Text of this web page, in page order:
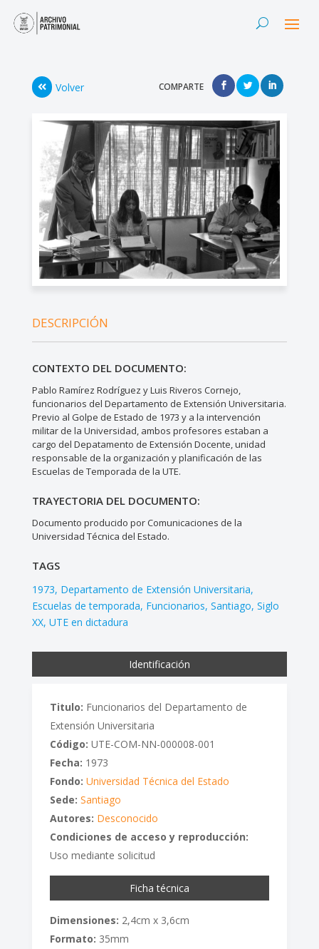
Volver COMPARTE
DESCRIPCIÓN
CONTEXTO DEL DOCUMENTO:
Pablo Ramírez Rodríguez y Luis Riveros Cornejo,
funcionarios del Departamento de Extensión Universitaria.
Previo al Golpe de Estado de 1973 y a la intervención
militar de la Universidad, ambos profesores estaban a
cargo del Depatamento de Extensión Docente, unidad
responsable de la organización y planificación de las
Escuelas de Temporada de la UTE.
TRAYECTORIA DEL DOCUMENTO:
Documento producido por Comunicaciones de la
Universidad Técnica del Estado.
TAGS
1973 Departamento de Extensión Universitaria
Escuelas de temporada Funcionarios Santiago Siglo
XX UTE en dictadura
Identificación
Titulo: Funcionarios del Departamento de
Extensión Universitaria
Código: UTE-COM-NN-000008-001
Fecha: 1973
Fondo: Universidad Técnica del Estado
Sede: Santiago
Autores: Desconocido
Condiciones de acceso y reproducción:
Uso mediante solicitud
Ficha técnica
Dimensiones: 2,4cm x 3,6cm
Formato: 35mm